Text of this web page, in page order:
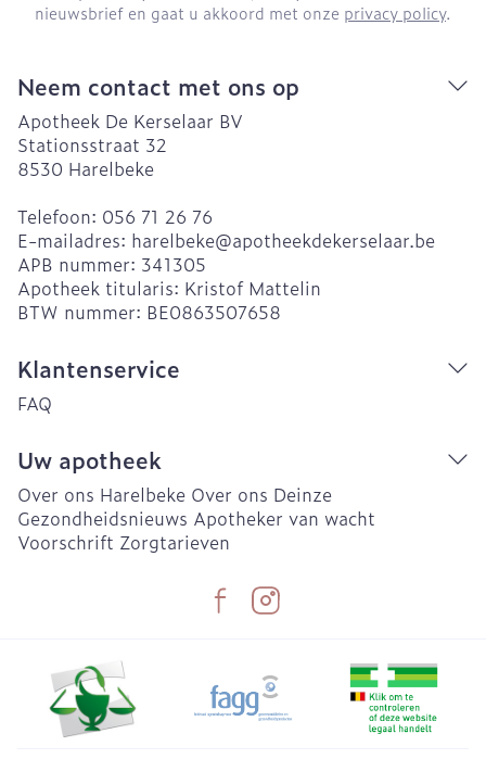
nieuwsbrief en gaat u akkoord met onze privacy policy.
Neem contact met ons op
Apotheek De Kerselaar BV
Stationsstraat 32
8530 Harelbeke
Telefoon: 056 71 26 76
E-mailadres: harelbeke@apotheekdekerselaar.be
APB nummer: 341305
Apotheek titularis: Kristof Mattelin
BTW nummer: BE0863507658
Klantenservice
FAQ
Uw apotheek
Over ons Harelbeke Over ons Deinze
Gezondheidsnieuws Apotheker van wacht
Voorschrift Zorgtarieven